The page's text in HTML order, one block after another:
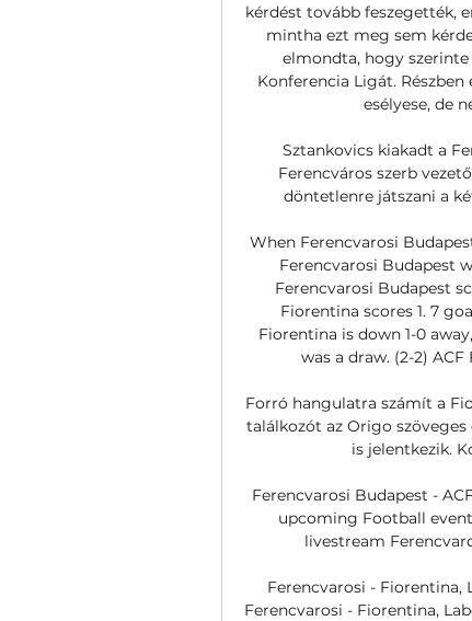
kérdést tovább feszegették,
mintha ezt meg sem
elmondta, hogy
Konferencia Ligát.
esélyese, de
Sztankovics kiakadt a
Ferencváros szerb
döntetlenre játszani a
When Ferencvarosi
Ferencvarosi Budapest
Ferencvarosi Budapest
Fiorentina scores 1. 7
Fiorentina is down 1-0
was a draw. (2-2)
Forró hangulatra számít a
találkozót az Origo
is jelentkezik.
Ferencvarosi Budapest -
upcoming Football event
livestream
Ferencvarosi - Fiorentina,
Ferencvarosi - Fiorentina,